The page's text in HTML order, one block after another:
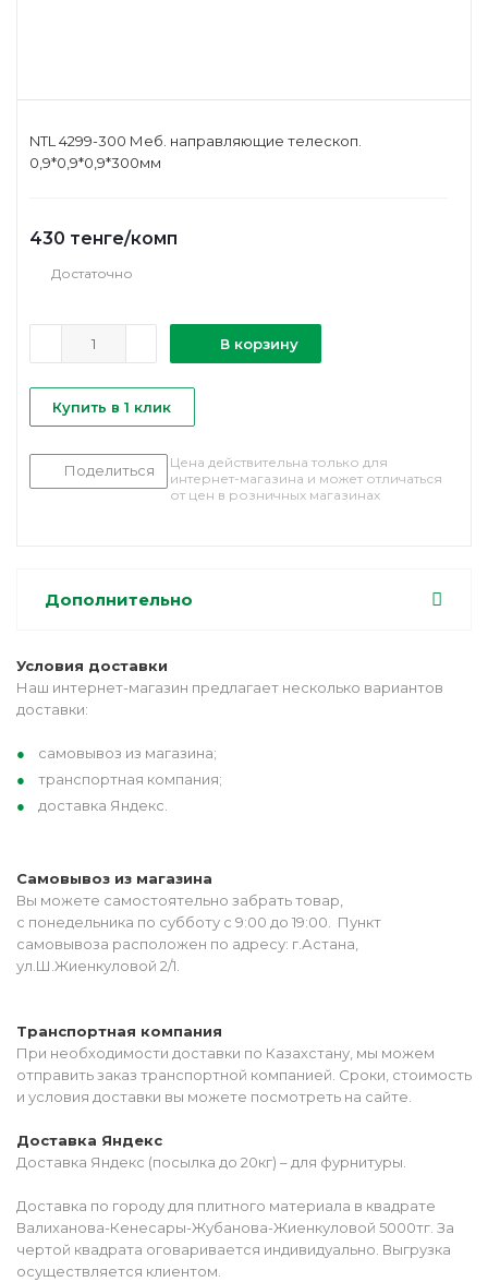
NTL 4299-300 Меб. направляющие телескоп.
0,9*0,9*0,9*300мм
430 тенге/комп
Достаточно
В корзину
Купить в 1 клик
Поделиться
Цена действительна только для
интернет-магазина и может отличаться
от цен в розничных магазинах
Дополнительно
Условия доставки
Наш интернет-магазин предлагает несколько вариантов
доставки:
самовывоз из магазина;
транспортная компания;
доставка Яндекс.
Самовывоз из магазина
Вы можете самостоятельно забрать товар,
с понедельника по субботу с 9:00 до 19:00. Пункт
самовывоза расположен по адресу: г.Астана,
ул.Ш.Жиенкуловой 2/1.
Транспортная компания
При необходимости доставки по Казахстану, мы можем
отправить заказ транспортной компанией. Сроки, стоимость
и условия доставки вы можете посмотреть на сайте.
Доставка Яндекс
Доставка Яндекс (посылка до 20кг) – для фурнитуры.
Доставка по городу для плитного материала в квадрате
Валиханова-Кенесары-Жубанова-Жиенкуловой 5000тг. За
чертой квадрата оговаривается индивидуально. Выгрузка
осуществляется клиентом.